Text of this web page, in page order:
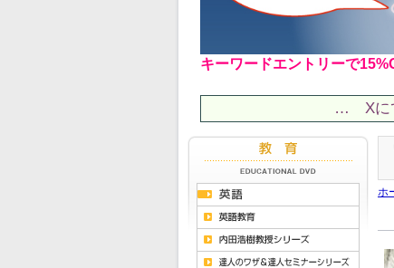
キーワードエントリーで
… Xに
ホ